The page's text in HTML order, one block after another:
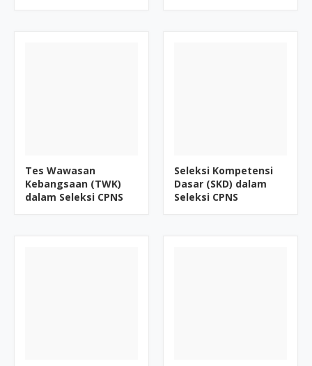
Tes Wawasan
Kebangsaan (TWK)
dalam Seleksi CPNS
Seleksi Kompetensi
Dasar (SKD) dalam
Seleksi CPNS